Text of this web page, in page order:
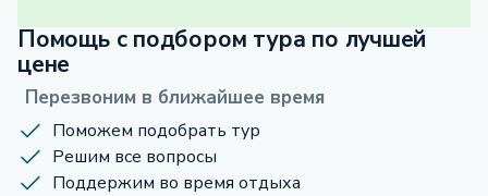
Помощь с подбором тура по лучшей
цене
Перезвоним в ближайшее время
Поможем подобрать тур
Решим все вопросы
Поддержим во время отдыха